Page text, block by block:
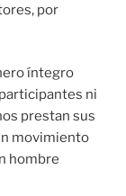
por
íntegro
ni
prestan sus
movimiento
hombre